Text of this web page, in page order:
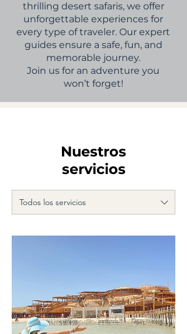
thrilling desert safaris, we offer
unforgettable experiences for
every type of traveler. Our expert
guides ensure a safe, fun, and
memorable journey.
Join us for an adventure you
won’t forget!
Nuestros
servicios
Todos los servicios